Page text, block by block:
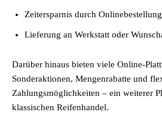
Zeitersparnis durch
Lieferung an Werkstatt oder
Darüber hinaus bieten viele Online-
Sonderaktionen, Mengenrabatte und
Zahlungsmöglichkeiten – ein weiterer
klassischen Reifenhandel.